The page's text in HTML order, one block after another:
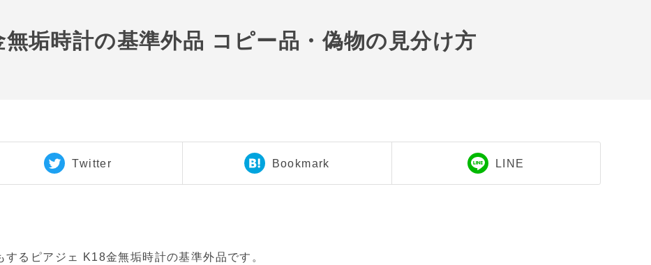
垢時計の基準外品 コピー品・偽物の見分け方
Twitter Bookmark LINE
るピアジェ K18金無垢時計の基準外品です。